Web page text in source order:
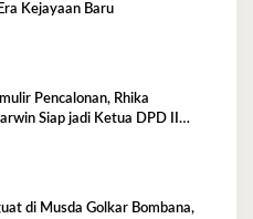
Kejayaan Baru
Pencalonan, Rhika
Siap jadi Ketua DPD II
di Musda Golkar Bombana,